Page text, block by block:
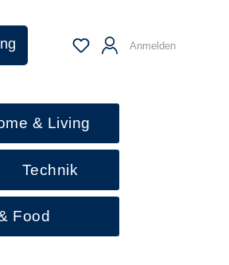
Anmelden
& Living
Technik
Food